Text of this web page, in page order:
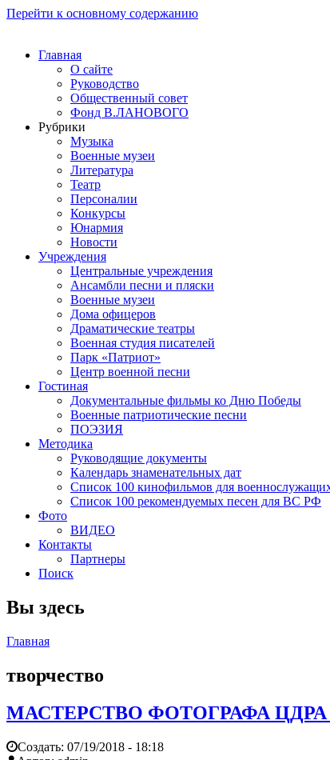
Перейти к основному содержанию
Главная
О сайте
Руководство
Общественный совет
Фонд В.ЛАНОВОГО
Рубрики
Музыка
Военные музеи
Литература
Театр
Персоналии
Конкурсы
Юнармия
Новости
Учреждения
Центральные учреждения
Ансамбли песни и пляски
Военные музеи
Дома офицеров
Драматические театры
Военная студия писателей
Парк «Патриот»
Центр военной песни
Гостиная
Документальные фильмы ко Дню Победы
Военные патриотические песни
ПОЭЗИЯ
Методика
Руководящие документы
Календарь знаменательных дат
Список 100 кинофильмов для
Список 100 рекомендуемых песен для ВС РФ
Фото
ВИДЕО
Контакты
Партнеры
Поиск
Вы здесь
Главная
творчество
МАСТЕРСТВО ФОТОГРАФА
Создать: 07/19/2018 - 18:18